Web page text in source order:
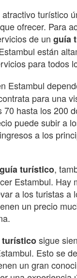
turístico
ofrecer. Para
de un guía
están
para todos
Estambul
para una
hasta los 200
puede subir a
a los
guía turístico,
Estambul. Hay
a los turistas a
un precio
turísticosigue
Esto se
un gran